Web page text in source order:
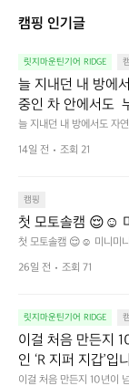
캠핑 인기글
릿지마운틴기어 RIDGE
늘 지내던 내 방에
중인 차 안에서도
걸리는 순간이 있
려보세요. 마치 암
c® Wind Pro™의
줍니다.  이 슬립
이 됩니다.  안녕히
늘 지내던 내 방에서도 자
구나 잠에 들기까지 조금
게 눈을 가려보세요. 마치
밤이 됩니다.  안녕히 주무
14일 전 조회 21
캠핑
첫 모토솔캠 😌☺️
첫 모토솔캠 😌☺️ 미니미니
26일 전 조회 71
릿지마운틴기어 RIDGE
이걸 처음 만든지
인 ‘R 지퍼 지갑’
어지는 물건에는
이걸 처음 만든지 10년이